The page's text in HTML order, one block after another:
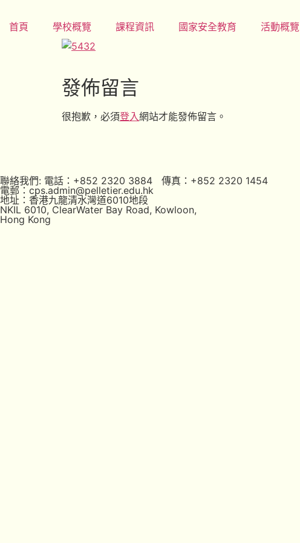
首頁 學校概覽 課程資訊 國家安全教育 活動概覽
發佈留言
很抱歉，必須登入網站才能發佈留言。
聯絡我們: 電話：+852 2320 3884 傳真：+852 2320 1454
電郵：cps.admin@pelletier.edu.hk
地址：香港九龍清水灣道6010地段
NKIL 6010, ClearWater Bay Road, Kowloon,
Hong Kong